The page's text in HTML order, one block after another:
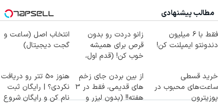
مطالب پیشنهادی
فقط با 6 میلیون
دندونتو ایمپلنت کن!
زانو دردت رو بدون
قرص برای همیشه
خوب کن! (قدم اول،
انتخاب اصل (ساعت و
گجت دیجیتال)
خرید قسطی
ساعت‌های محبوب در
پوزیترون
از بین بردن جای زخم
های قدیمی، فقط در 3
هفته!! (بدون لیزر و
هنوز 50 تتر رو دریافت
نکردی؟ | رایگان ثبت
نام کن و رایگان شروع